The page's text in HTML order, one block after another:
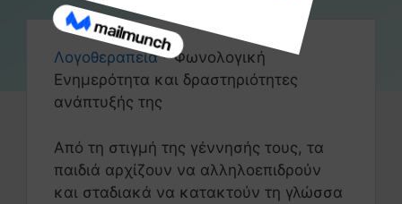
Λογοθεραπεία-Φωνολογική
Ενημερότητα και δραστηριότητες
ανάπτυξής της
Από τη στιγμή της γέννησής τους, τα
παιδιά αρχίζουν να αλληλοεπιδρούν
και σταδιακά να κατακτούν τη γλώσσα